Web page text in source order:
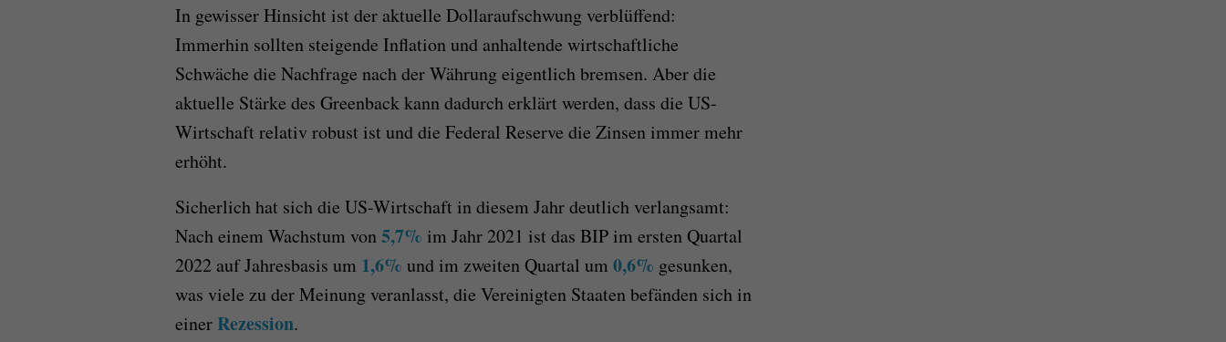
In gewisser Hinsicht ist der aktuelle Dollaraufschwung verblüffend:
Immerhin sollten steigende Inflation und anhaltende wirtschaftliche
Schwäche die Nachfrage nach der Währung eigentlich bremsen. Aber die
aktuelle Stärke des Greenback kann dadurch erklärt werden, dass die US-
Wirtschaft relativ robust ist und die Federal Reserve die Zinsen immer mehr
erhöht.
Sicherlich hat sich die US-Wirtschaft in diesem Jahr deutlich verlangsamt:
Nach einem Wachstum von5,7% im Jahr 2021 ist das BIP im ersten Quartal
2022 auf Jahresbasis um 1,6% und im zweiten Quartal um 0,6% gesunken,
was viele zu der Meinung veranlasst, die Vereinigten Staaten befänden sich in
einerRezession.